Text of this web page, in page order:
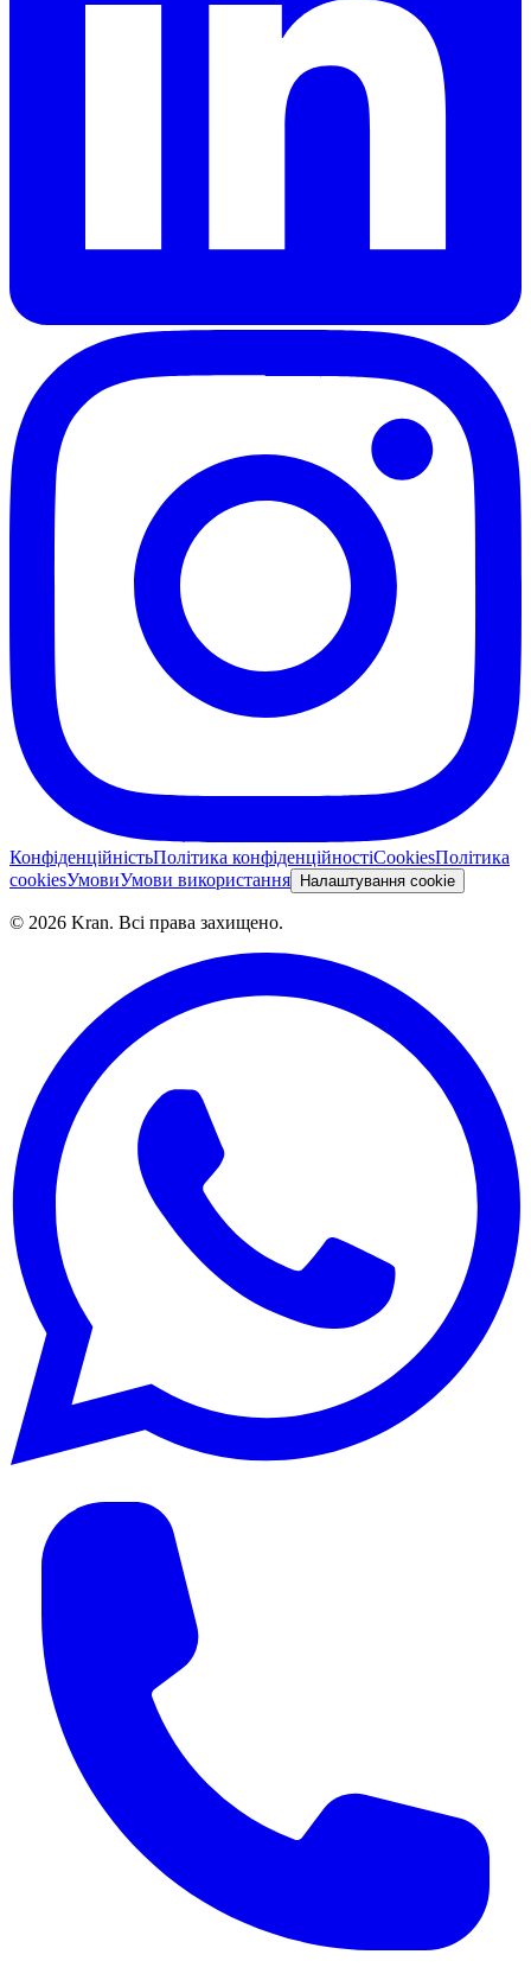
КонфіденційністьПолітика конфіденційностіCookiesПолітика
cookiesУмовиУмови використання Налаштування cookie
© 2026 Kran. Всі права захищено.